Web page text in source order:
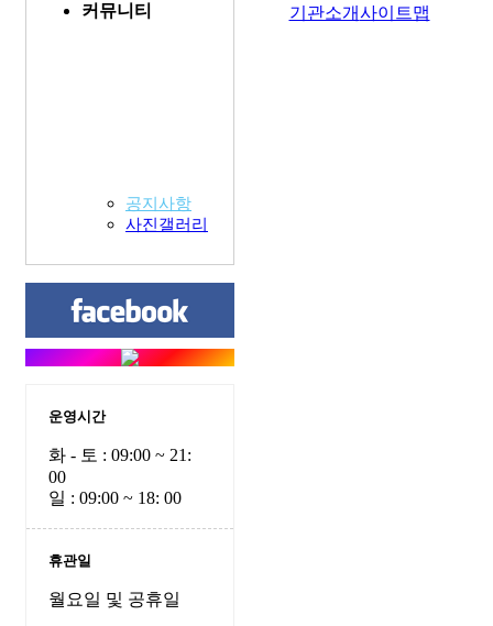
커뮤니티
공지사항
사진갤러리
운영시간
화 - 토 : 09:00 ~ 21:
00
일 : 09:00 ~ 18: 00
휴관일
월요일 및 공휴일
기관소개사이트맵